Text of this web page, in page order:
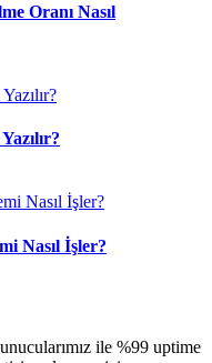
Oranı Nasıl
Nasıl İşler?
ile %99 uptime